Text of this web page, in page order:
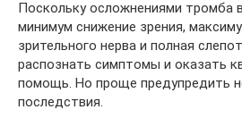
Поскольку осложнениями тромба
минимум снижение зрения,
зрительного нерва и полная
распознать симптомы и оказать
помощь. Но проще предупредить
последствия.